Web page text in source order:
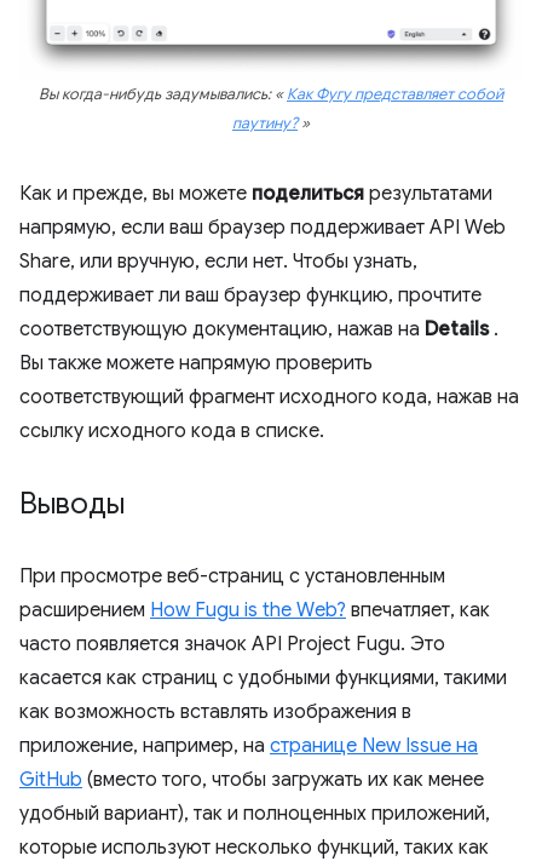
Вы когда-нибудь задумывались: «Как Фугу представляет собой
паутину?»
Как и прежде, вы можете поделиться результатами
напрямую, если ваш браузер поддерживает API Web
Share, или вручную, если нет. Чтобы узнать,
поддерживает ли ваш браузер функцию, прочтите
соответствующую документацию, нажав на Details.
Вы также можете напрямую проверить
соответствующий фрагмент исходного кода, нажав на
ссылку исходного кода в списке.
Выводы
При просмотре веб-страниц с установленным
расширением How Fugu is the Web? впечатляет, как
часто появляется значок API Project Fugu. Это
касается как страниц с удобными функциями, такими
как возможность вставлять изображения в
приложение, например, на странице New Issue на
GitHub (вместо того, чтобы загружать их как менее
удобный вариант), так и полноценных приложений,
которые используют несколько функций, таких как